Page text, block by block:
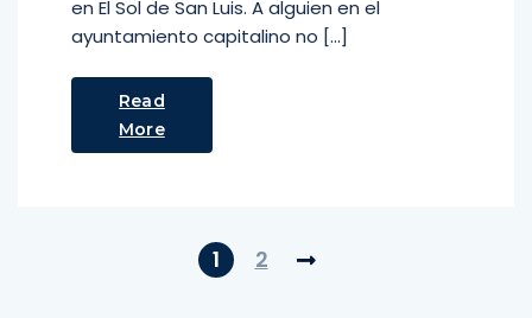
en El Sol de San Luis. A alguien en el
ayuntamiento capitalino no […]
Read
More
1 2